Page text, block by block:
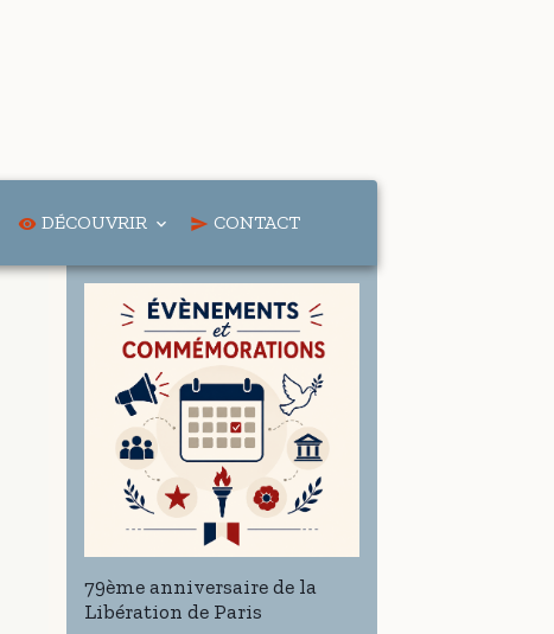
DÉCOUVRIR CONTACT
79ème anniversaire de la
Libération de Paris